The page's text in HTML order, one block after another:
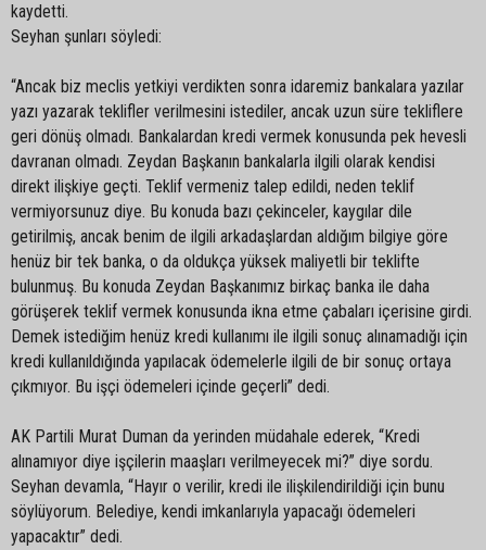
kaydetti.
Seyhan şunları söyledi:
“Ancak biz meclis yetkiyi verdikten sonra idaremiz bankalara yazılar
yazı yazarak teklifler verilmesini istediler, ancak uzun süre tekliflere
geri dönüş olmadı. Bankalardan kredi vermek konusunda pek hevesli
davranan olmadı. Zeydan Başkanın bankalarla ilgili olarak kendisi
direkt ilişkiye geçti. Teklif vermeniz talep edildi, neden teklif
vermiyorsunuz diye. Bu konuda bazı çekinceler, kaygılar dile
getirilmiş, ancak benim de ilgili arkadaşlardan aldığım bilgiye göre
henüz bir tek banka, o da oldukça yüksek maliyetli bir teklifte
bulunmuş. Bu konuda Zeydan Başkanımız birkaç banka ile daha
görüşerek teklif vermek konusunda ikna etme çabaları içerisine girdi.
Demek istediğim henüz kredi kullanımı ile ilgili sonuç alınamadığı için
kredi kullanıldığında yapılacak ödemelerle ilgili de bir sonuç ortaya
çıkmıyor. Bu işçi ödemeleri içinde geçerli” dedi.
AK Partili Murat Duman da yerinden müdahale ederek, “Kredi
alınamıyor diye işçilerin maaşları verilmeyecek mi?” diye sordu.
Seyhan devamla, “Hayır o verilir, kredi ile ilişkilendirildiği için bunu
söylüyorum. Belediye, kendi imkanlarıyla yapacağı ödemeleri
yapacaktır” dedi.